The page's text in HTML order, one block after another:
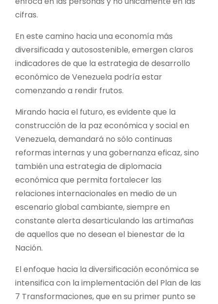
cifras.
En este camino hacia una economía más
diversificada y autosostenible, emergen claros
indicadores de que la estrategia de desarrollo
económico de Venezuela podría estar
comenzando a rendir frutos.
Mirando hacia el futuro, es evidente que la
construcción de la paz económica y social en
Venezuela, demandará no sólo continuas
reformas internas y una gobernanza eficaz, sino
también una estrategia de diplomacia
económica que permita fortalecer las
relaciones internacionales en medio de un
escenario global cambiante, siempre en
constante alerta desarticulando las artimañas
de aquellos que no desean el bienestar de la
Nación.
El enfoque hacia la diversificación económica se
intensifica con la implementación del Plan de las
7 Transformaciones, que en su primer punto se